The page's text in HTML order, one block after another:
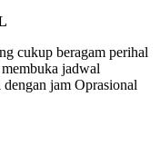
cukup beragam perihal
jadwal
jam Oprasional